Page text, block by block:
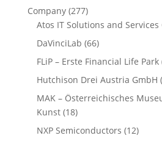
Company(277)
Atos IT Solutions and Services
DaVinciLab (66)
FLiP – Erste Financial Life Park
Hutchison Drei Austria GmbH
MAK – Österreichisches
Kunst(18)
NXP Semiconductors (12)